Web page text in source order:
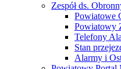
Zespół ds.
Powiatowe
Powiatowy
Telefony
Stan
Alarmy i